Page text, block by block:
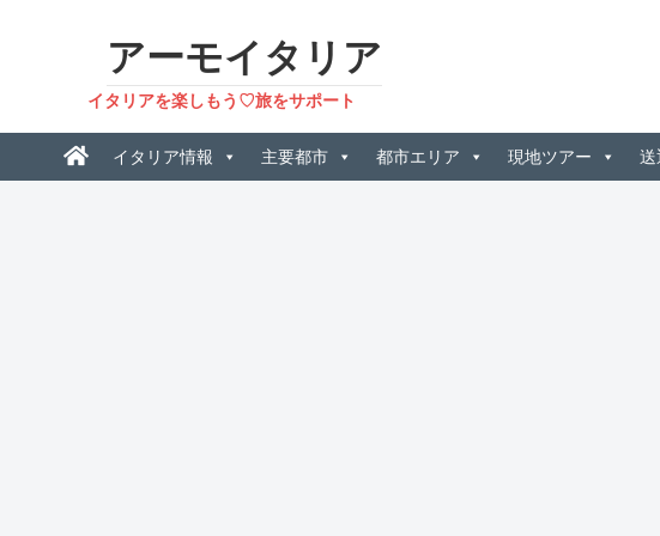
アーモイタリア
イタリアを楽しもう♡旅をサポート
イタリア情報 主要都市 都市エリア 現地ツアー 送